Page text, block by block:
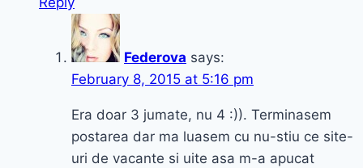
Federova says:
February 8, 2015 at 5:16 pm
Era doar 3 jumate, nu 4 :)). Terminasem
postarea dar ma luasem cu nu-stiu ce site-
uri de vacante si uite asa m-a apucat